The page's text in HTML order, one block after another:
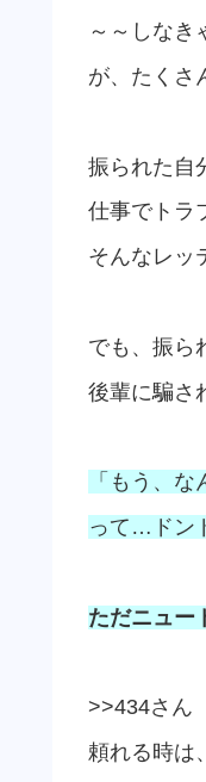
～～しなき
が、たくさ
振られた自
仕事でトラ
そんなレッ
でも、振ら
後輩に騙さ
「もう、な
って…ドン
ただニュー
>>434さん
頼れる時は